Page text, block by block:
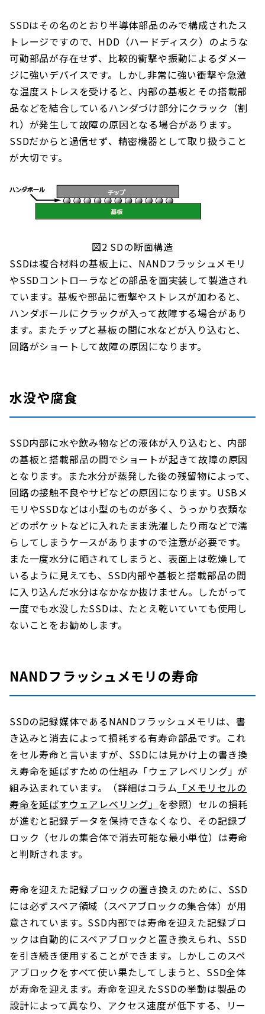
SSDはその名のとおり半導体部品のみで構成されたス
トレージですので、HDD（ハードディスク）のような
可動部品が存在せず、比較的衝撃や振動によるダメー
ジに強いデバイスです。しかし非常に強い衝撃や急激
な温度ストレスを受けると、内部の基板とその搭載部
品などを結合しているハンダづけ部分にクラック（割
れ）が発生して故障の原因となる場合があります。
SSDだからと過信せず、精密機器として取り扱うこと
が大切です。
図2 SDの断面構造
SSDは複合材料の基板上に、NANDフラッシュメモリ
やSSDコントローラなどの部品を面実装して製造され
ています。基板や部品に衝撃やストレスが加わると、
ハンダボールにクラックが入って故障する場合があり
ます。またチップと基板の間に水などが入り込むと、
回路がショートして故障の原因になります。
水没や腐食
SSD内部に水や飲み物などの液体が入り込むと、内部
の基板と搭載部品の間でショートが起きて故障の原因
となります。また水分が蒸発した後の残留物によって、
回路の接触不良やサビなどの原因になります。USBメ
モリやSSDなどは小型のものが多く、うっかり衣類な
どのポケットなどに入れたまま洗濯したり雨などで濡
らしてしまうケースがありますので注意が必要です。
また一度水分に晒されてしまうと、表面上は乾燥して
いるように見えても、SSD内部や基板と搭載部品の間
に入り込んだ水分はなかなか抜けません。したがって
一度でも水没したSSDは、たとえ乾いていても使用し
ないことをお勧めします。
NANDフラッシュメモリの寿命
SSDの記録媒体であるNANDフラッシュメモリは、書
き込みと消去によって損耗する有寿命部品です。これ
をセル寿命と言いますが、SSDには見かけ上の書き換
え寿命を延ばすための仕組み「ウェアレベリング」が
組み込まれています。（詳細はコラム 「メモリセルの
寿命を延ばすウェアレベリング」 を参照）セルの損耗
が進むと記録データを保持できなくなり、その記録ブ
ロック（セルの集合体で消去可能な最小単位）は寿命
と判断されます。
寿命を迎えた記録ブロックの置き換えのために、SSD
には必ずスペア領域（スペアブロックの集合体）が用
意されています。SSD内部では寿命を迎えた記録ブロ
ックは自動的にスペアブロックと置き換えられ、SSD
を引き続き使用することができます。しかしこのスペ
アブロックをすべて使い果たしてしまうと、SSD全体
が寿命を迎えます。寿命を迎えたSSDの挙動は製品の
設計によって異なり、アクセス速度が低下する、リー